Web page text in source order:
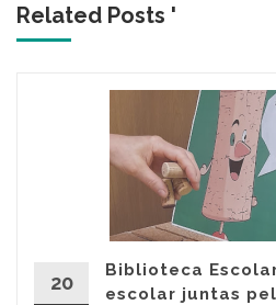
Related Posts '
20
Biblioteca
escolar juntas